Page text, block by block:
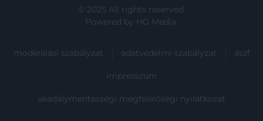
© 2025 All rights reserved.
Powered by HG Media.
moderálási szabályzat adatvédelmi szabályzat ászf
impresszum
akadálymentességi megfelelőségi nyilatkozat